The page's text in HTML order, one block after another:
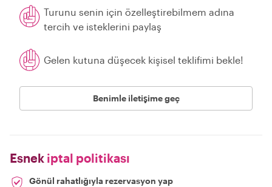
Turunu senin için özelleştirebilmem adına
tercih ve isteklerini paylaş
Gelen kutuna düşecek kişisel teklifimi bekle!
Benimle iletişime geç
Esnek iptal politikası
Gönül rahatlığıyla rezervasyon yap